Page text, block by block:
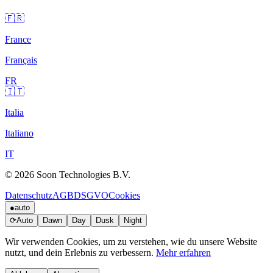
🇫🇷
France
Français
FR
🇮🇹
Italia
Italiano
IT
© 2026 Soon Technologies B.V.
DatenschutzAGBDSGVOCookies
●auto
⟳Auto Dawn Day Dusk Night
Wir verwenden Cookies, um zu verstehen, wie du unsere Website
nutzt, und dein Erlebnis zu verbessern. Mehr erfahren